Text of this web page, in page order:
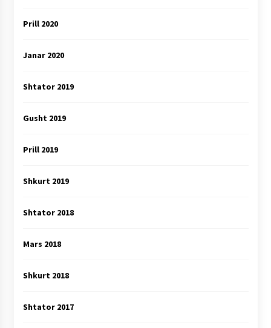
Prill 2020
Janar 2020
Shtator 2019
Gusht 2019
Prill 2019
Shkurt 2019
Shtator 2018
Mars 2018
Shkurt 2018
Shtator 2017